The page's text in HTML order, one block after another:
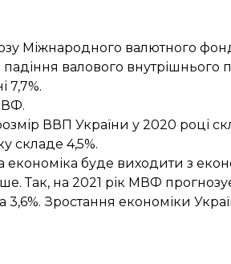
Міжнародного валютного
валового внутрішнього
7,7%.
ВВП України у 2020 році
складе 4,5%.
буде виходити з
Так, на 2021 рік МВФ
3,6%. Зростання економіки